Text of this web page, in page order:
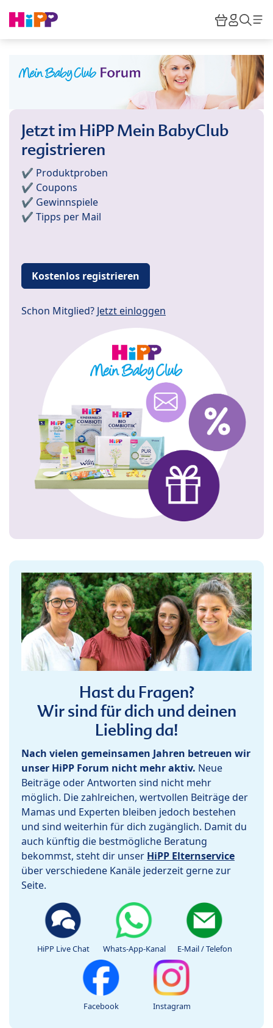
HiPP
Jetzt im HiPP Mein BabyClub
registrieren
✔️ Produktproben
✔️ Coupons
✔️ Gewinnspiele
✔️ Tipps per Mail
Kostenlos registrieren
Schon Mitglied? Jetzt einloggen
Hast du Fragen?
Wir sind für dich und deinen
Liebling da!
Nach vielen gemeinsamen Jahren betreuen wir
unser HiPP Forum nicht mehr aktiv. Neue
Beiträge oder Antworten sind nicht mehr
möglich. Die zahlreichen, wertvollen Beiträge der
Mamas und Experten bleiben jedoch bestehen
und sind weiterhin für dich zugänglich. Damit du
auch künftig die bestmögliche Beratung
bekommst, steht dir unser HiPP Elternservice
über verschiedene Kanäle jederzeit gerne zur
Seite.
HiPP Live Chat Whats-App-Kanal E-Mail / Telefon
Facebook Instagram